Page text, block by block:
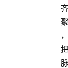
齐
聚
，
把
脉